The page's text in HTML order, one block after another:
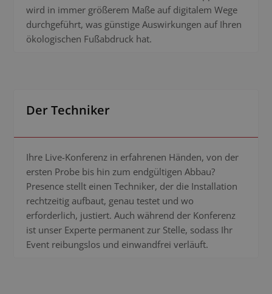
wird in immer größerem Maße auf digitalem Wege
durchgeführt, was günstige Auswirkungen auf Ihren
ökologischen Fußabdruck hat.
Der Techniker
Ihre Live-Konferenz in erfahrenen Händen, von der
ersten Probe bis hin zum endgültigen Abbau?
Presence stellt einen Techniker, der die Installation
rechtzeitig aufbaut, genau testet und wo
erforderlich, justiert. Auch während der Konferenz
ist unser Experte permanent zur Stelle, sodass Ihr
Event reibungslos und einwandfrei verläuft.